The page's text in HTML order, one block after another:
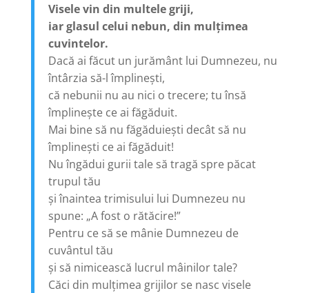
Visele vin din multele griji,
iar glasul celui nebun, din mulțimea
cuvintelor.
Dacă ai făcut un jurământ lui Dumnezeu, nu
întârzia să-l împlinești,
că nebunii nu au nici o trecere; tu însă
împlinește ce ai făgăduit.
Mai bine să nu făgăduiești decât să nu
împlinești ce ai făgăduit!
Nu îngădui gurii tale să tragă spre păcat
trupul tău
și înaintea trimisului lui Dumnezeu nu
spune: „A fost o rătăcire!”
Pentru ce să se mânie Dumnezeu de
cuvântul tău
și să nimicească lucrul mâinilor tale?
Căci din mulțimea grijilor se nasc visele